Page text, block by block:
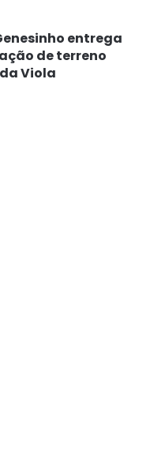
entrega
de terreno
Viola